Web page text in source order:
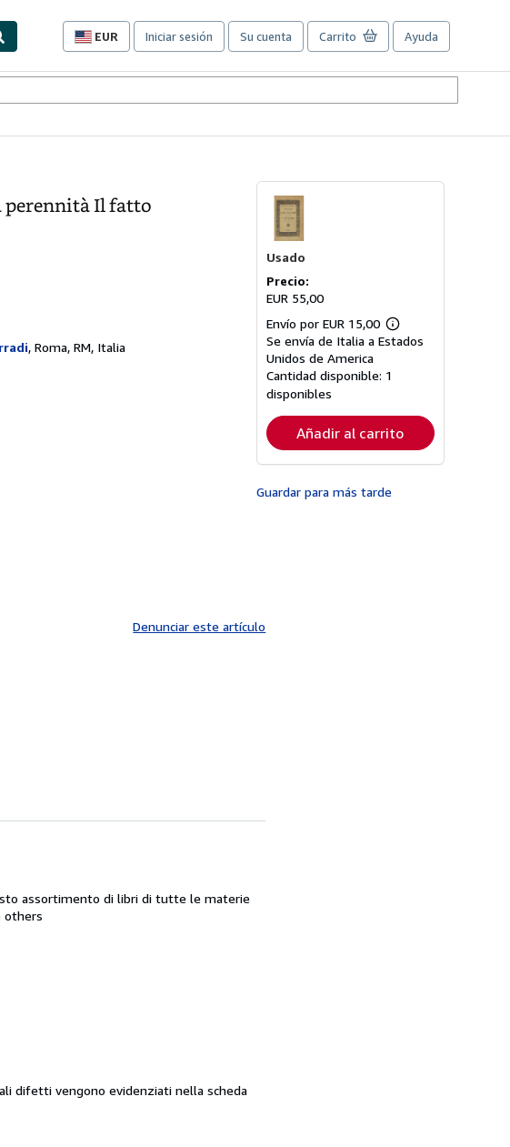
EUR
Preferencias
compra
sitio.
Iniciar sesión Su cuenta Carrito Ayuda
perennità Il fatto
, Roma, RM, Italia
Usado
Precio:
EUR 55,00
Envío por EUR 15,00
Más
información
Se envía de Italia a Estados
Unidos de America
Cantidad disponible: 1
disponibles
Añadir al carrito
Guardar para más tarde
Denunciar este artículo
assortimento di libri di tutte le materie
others
difetti vengono evidenziati nella scheda